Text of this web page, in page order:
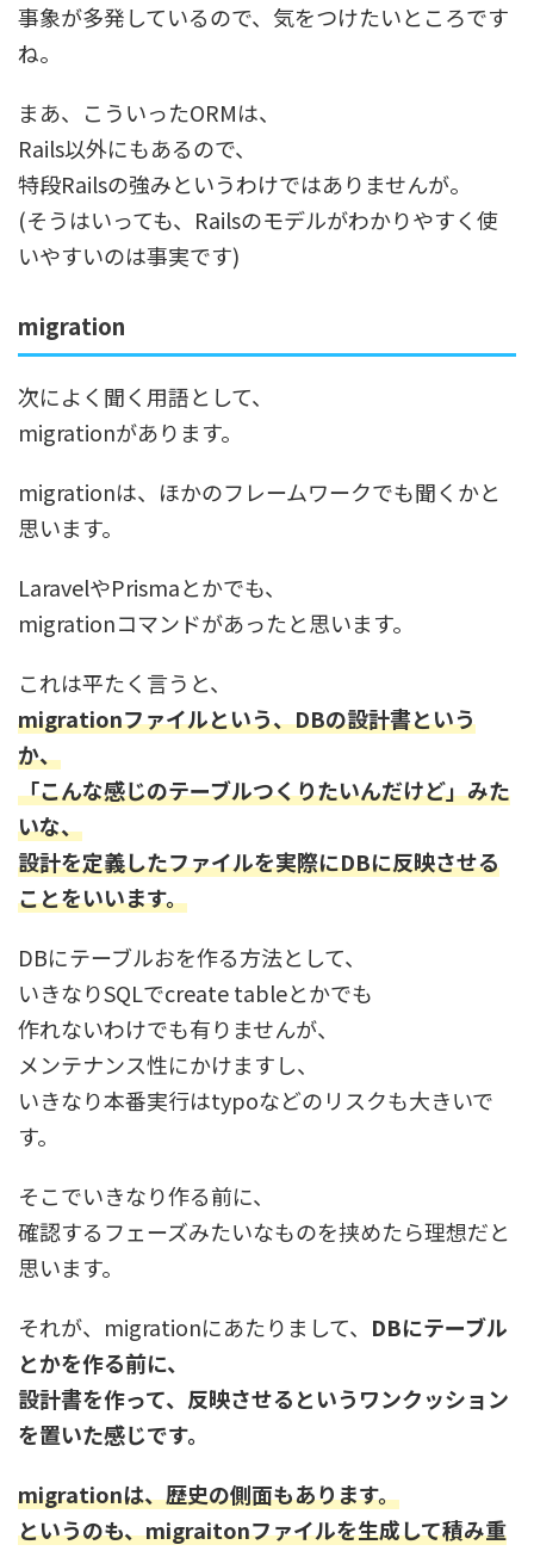
事象が多発しているので、気をつけたいところです
ね。
まあ、こういったORMは、
Rails以外にもあるので、
特段Railsの強みというわけではありませんが。
(そうはいっても、Railsのモデルがわかりやすく使
いやすいのは事実です)
migration
次によく聞く用語として、
migrationがあります。
migrationは、ほかのフレームワークでも聞くかと
思います。
LaravelやPrismaとかでも、
migrationコマンドがあったと思います。
これは平たく言うと、
migrationファイルという、DBの設計書という
か、
「こんな感じのテーブルつくりたいんだけど」みた
いな、
設計を定義したファイルを実際にDBに反映させる
ことをいいます。
DBにテーブルおを作る方法として、
いきなりSQLでcreate tableとかでも
作れないわけでも有りませんが、
メンテナンス性にかけますし、
いきなり本番実行はtypoなどのリスクも大きいで
す。
そこでいきなり作る前に、
確認するフェーズみたいなものを挟めたら理想だと
思います。
それが、migrationにあたりまして、 DBにテーブル
とかを作る前に、
設計書を作って、反映させるというワンクッション
を置いた感じです。
migrationは、歴史の側面もあります。
というのも、migraitonファイルを生成して積み重